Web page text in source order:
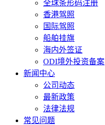
全球条形码注册
香港驾照
国际驾照
船舶挂旗
海内外签证
ODI境外投资备案
新闻中心
公司动态
最新政策
法律法规
常见问题